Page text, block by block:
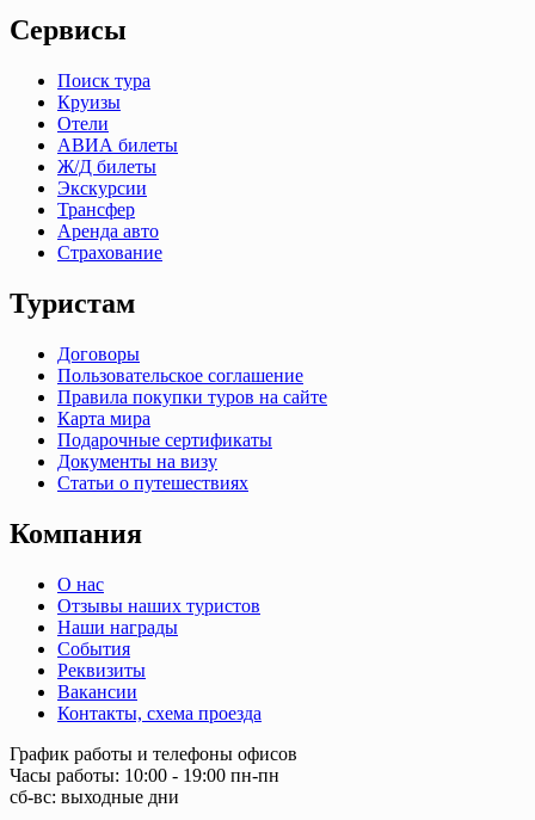
Сервисы
Поиск тура
Круизы
Отели
АВИА билеты
Ж/Д билеты
Экскурсии
Трансфер
Аренда авто
Страхование
Туристам
Договоры
Пользовательское соглашение
Правила покупки туров на сайте
Карта мира
Подарочные сертификаты
Документы на визу
Статьи о путешествиях
Компания
О нас
Отзывы наших туристов
Наши награды
События
Реквизиты
Вакансии
Контакты, схема проезда
График работы и телефоны офисов
Часы работы: 10:00 - 19:00 пн-пн
сб-вс: выходные дни